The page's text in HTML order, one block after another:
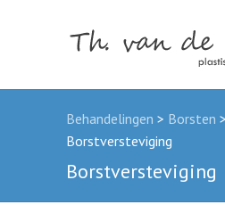
Behandelingen > Borsten >
Borstversteviging
Borstversteviging